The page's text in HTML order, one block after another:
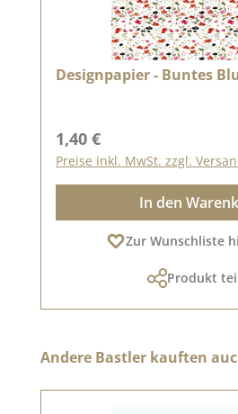
Designpapier - Buntes
Regulärer Preis:
1,40 €
Preise inkl. MwSt. zzgl.
In den
Zur Wunschliste
Produkt
Produktgalerie überspringen
Andere Bastler kauften